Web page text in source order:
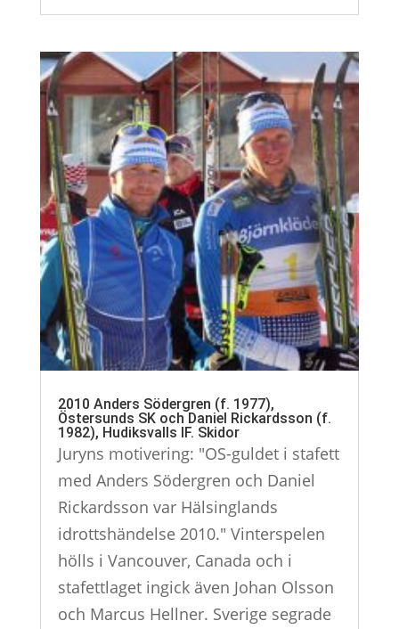
2010 Anders Södergren (f. 1977),
Östersunds SK och Daniel Rickardsson (f.
1982), Hudiksvalls IF. Skidor
Juryns motivering: "OS-guldet i stafett
med Anders Södergren och Daniel
Rickardsson var Hälsinglands
idrottshändelse 2010." Vinterspelen
hölls i Vancouver, Canada och i
stafettlaget ingick även Johan Olsson
och Marcus Hellner. Sverige segrade